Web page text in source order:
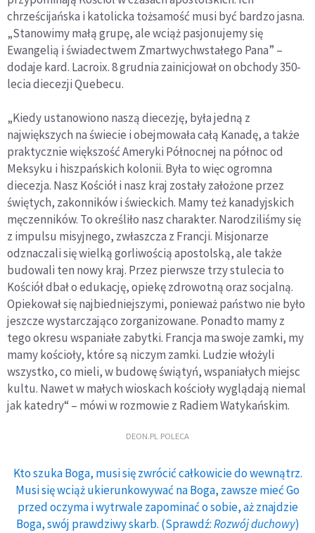
chrześcijańska i katolicka tożsamość musi być bardzo jasna.
„Stanowimy małą grupę, ale wciąż pasjonujemy się
Ewangelią i świadectwem Zmartwychwstałego Pana” –
dodaje kard. Lacroix. 8 grudnia zainicjował on obchody 350-
lecia diecezji Quebecu.
„Kiedy ustanowiono naszą diecezję, była jedną z
największych na świecie i obejmowała całą Kanadę, a także
praktycznie większość Ameryki Północnej na północ od
Meksyku i hiszpańskich kolonii. Była to więc ogromna
diecezja. Nasz Kościół i nasz kraj zostały założone przez
świętych, zakonników i świeckich. Mamy też kanadyjskich
męczenników. To określiło nasz charakter. Narodziliśmy się
z impulsu misyjnego, zwłaszcza z Francji. Misjonarze
odznaczali się wielką gorliwością apostolską, ale także
budowali ten nowy kraj. Przez pierwsze trzy stulecia to
Kościół dbał o edukację, opiekę zdrowotną oraz socjalną.
Opiekował się najbiedniejszymi, ponieważ państwo nie było
jeszcze wystarczająco zorganizowane. Ponadto mamy z
tego okresu wspaniałe zabytki. Francja ma swoje zamki, my
mamy kościoły, które są niczym zamki. Ludzie włożyli
wszystko, co mieli, w budowę świątyń, wspaniałych miejsc
kultu. Nawet w małych wioskach kościoły wyglądają niemal
jak katedry“ – mówi w rozmowie z Radiem Watykańskim.
DEON.PL POLECA
Kto szuka Boga, musi się zwrócić całkowicie do wewnątrz.
Musi się wciąż ukierunkowywać na Boga, zawsze mieć Go
przed oczyma i wytrwale zapominać o sobie, aż znajdzie
Boga, swój prawdziwy skarb. (Sprawdź:Rozwój duchowy)